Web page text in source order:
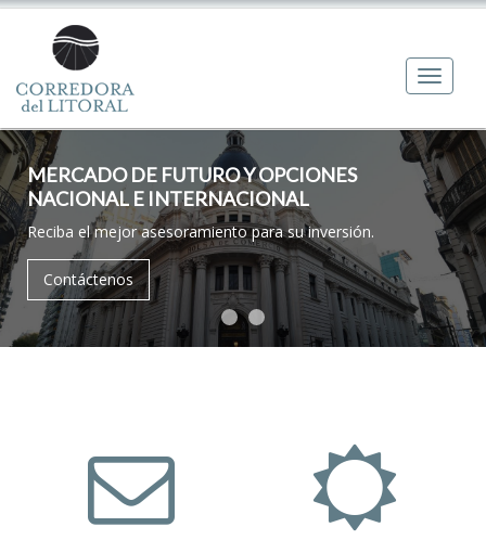
Toggle
CORRETAJE DE CEREALES, OLEAGINOSAS
Agregue valor a sus negocios agrícolas.
Leer más
MERCADO DE FUTURO Y OPCIONES
NACIONAL E INTERNACIONAL
Reciba el mejor asesoramiento para su inversión.
Contáctenos